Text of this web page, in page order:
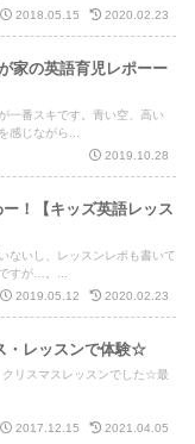
2018.05.15
2020.02.23
家の英語育児レポーー
一番スキです。青い空、高い
感じながら...
2019.10.28
！【キッズ英語レッス
ないし、レッスンレポも書いて
すが…。...
2019.05.12
2020.02.23
・レッスンで体験☆
リスマスレッスンでした☆最
2017.12.15 2021.04.05